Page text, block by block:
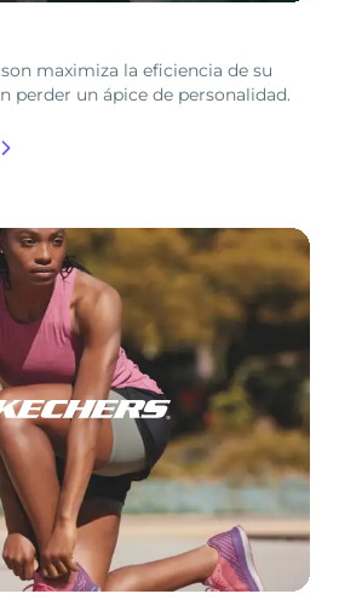
maximiza la eficiencia de su
perder un ápice de personalidad.